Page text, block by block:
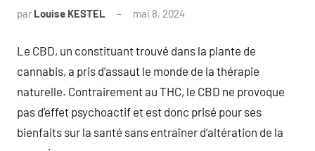
par Louise KESTEL mai 8, 2024
Le CBD, un constituant trouvé dans la plante de
cannabis, a pris d’assaut le monde de la thérapie
naturelle. Contrairement au THC, le CBD ne provoque
pas d’effet psychoactif et est donc prisé pour ses
bienfaits sur la santé sans entraîner d’altération de la